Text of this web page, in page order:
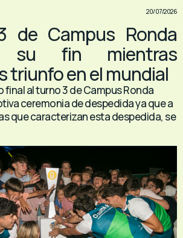
20/07/2026
de Campus Ronda
fin mientras
triunfo en el mundial
final al turno 3 de Campus Ronda
ceremonia de despedida ya que a
que caracterizan esta despedida, se